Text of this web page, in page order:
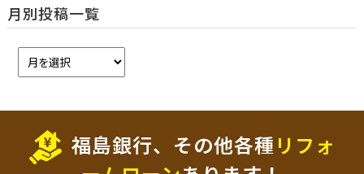
月別投稿一覧
福島銀行、その他各種 リフォ